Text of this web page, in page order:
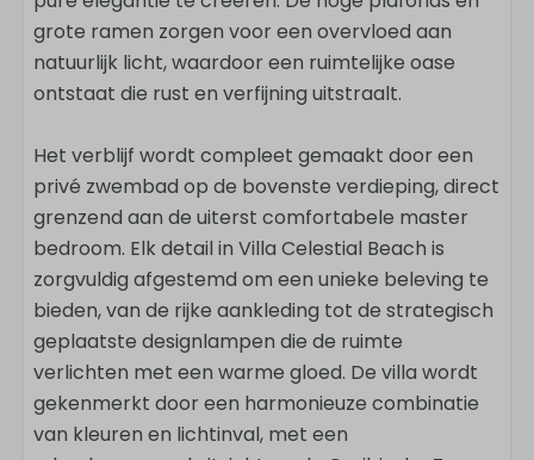
grote ramen zorgen voor een overvloed aan
natuurlijk licht, waardoor een ruimtelijke oase
ontstaat die rust en verfijning uitstraalt.
Het verblijf wordt compleet gemaakt door een
privé zwembad op de bovenste verdieping, direct
grenzend aan de uiterst comfortabele master
bedroom. Elk detail in Villa Celestial Beach is
zorgvuldig afgestemd om een unieke beleving te
bieden, van de rijke aankleding tot de strategisch
geplaatste designlampen die de ruimte
verlichten met een warme gloed. De villa wordt
gekenmerkt door een harmonieuze combinatie
van kleuren en lichtinval, met een